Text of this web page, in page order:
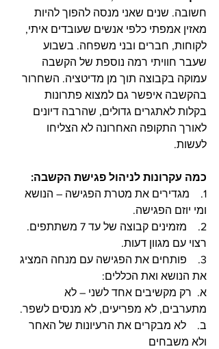
חשובה. שנים שאני מנסה להפוך להיות
מאזין אמפתי כלפי אנשים שעובדים איתי,
לקוחות, חברים ובני משפחה. בשבוע
שעבר חוויתי רמה נוספת של הקשבה
עמוקה בקבוצה תוך מן מדיטציה. השחרור
בהקשבה איפשר גם למצוא פתרונות
בקלות לאתגרים גדולים, שהרבה דיונים
לאורך התקופה האחרונה לא הצליחו
לעשות.
כמה עקרונות לניהול פגישת הקשבה:
1.    מגדירים את מטרת הפגישה – הנושא
ומי יוזם הפגישה.
2.    מזמינים קבוצה של עד 7 משתתפים.
רצוי עם מגוון דעות.
3.    פותחים את הפגישה עם מנחה המציג
את הנושא ואת הכללים:
א.  רק מקשיבים אחד לשני – לא
מתערבים, לא מפריעים, לא מנסים לשפר.
ב.    לא מבקרים את הרעיונות של האחר
ולא משבחים